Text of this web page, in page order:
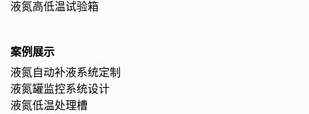
液氮高低温试验箱
案例展示
液氮自动补液系统定制
液氮罐监控系统设计
液氮低温处理槽